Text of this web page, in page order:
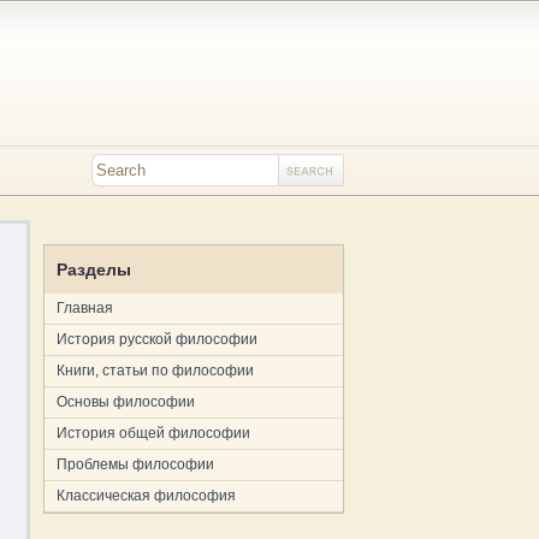
Разделы
Главная
История русской философии
Книги, статьи по философии
Основы философии
История общей философии
Проблемы философии
Классическая философия